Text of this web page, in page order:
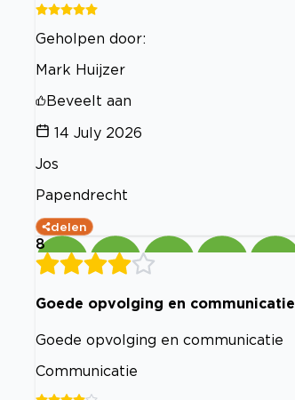
Geholpen door:
Mark Huijzer
Beveelt aan
14 July 2026
Jos
Papendrecht
delen
8
Goede opvolging en communicatie
Goede opvolging en communicatie
Communicatie